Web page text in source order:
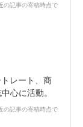
の記事の寄稿時点で
レート、商
心に活動。
の記事の寄稿時点で